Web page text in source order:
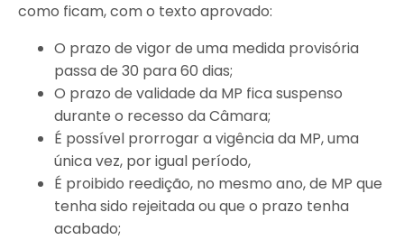
como ficam, com o texto aprovado:
O prazo de vigor de uma medida provisória
passa de 30 para 60 dias;
O prazo de validade da MP fica suspenso
durante o recesso da Câmara;
É possível prorrogar a vigência da MP, uma
única vez, por igual período,
É proibido reedição, no mesmo ano, de MP que
tenha sido rejeitada ou que o prazo tenha
acabado;